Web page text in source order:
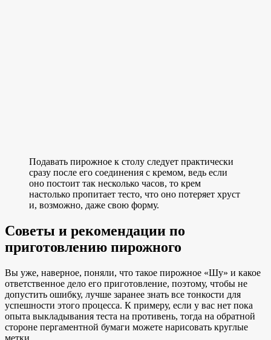
Подавать пирожное к столу следует практически
сразу после его соединения с кремом, ведь если
оно постоит так несколько часов, то крем
настолько пропитает тесто, что оно потеряет хруст
и, возможно, даже свою форму.
Советы и рекомендации по
приготовлению пирожного
Вы уже, наверное, поняли, что такое пирожное «Шу» и какое
ответственное дело его приготовление, поэтому, чтобы не
допустить ошибку, лучше заранее знать все тонкости для
успешности этого процесса. К примеру, если у вас нет пока
опыта выкладывания теста на противень, тогда на обратной
стороне пергаментной бумаги можете нарисовать круглые